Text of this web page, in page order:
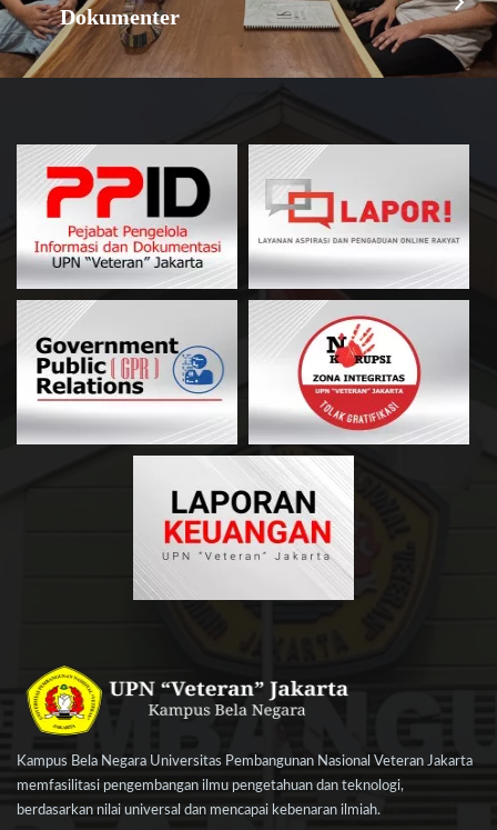
Dokumenter
Kampus Bela Negara Universitas Pembangunan Nasional Veteran Jakarta
memfasilitasi pengembangan ilmu pengetahuan dan teknologi,
berdasarkan nilai universal dan mencapai kebenaran ilmiah.